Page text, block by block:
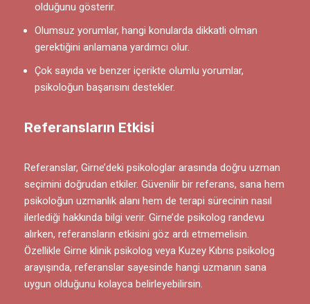
olduğunu gösterir.
Olumsuz yorumlar, hangi konularda dikkatli olman
gerektiğini anlamana yardımcı olur.
Çok sayıda ve benzer içerikte olumlu yorumlar,
psikoloğun başarısını destekler.
Referansların Etkisi
Referanslar, Girne’deki psikologlar arasında doğru uzman
seçimini doğrudan etkiler. Güvenilir bir referans, sana hem
psikoloğun uzmanlık alanı hem de terapi sürecinin nasıl
ilerlediği hakkında bilgi verir. Girne’de psikolog randevu
alırken, referansların etkisini göz ardı etmemelisin.
Özellikle Girne klinik psikolog veya Kuzey Kıbrıs psikolog
arayışında, referanslar sayesinde hangi uzmanın sana
uygun olduğunu kolayca belirleyebilirsin.